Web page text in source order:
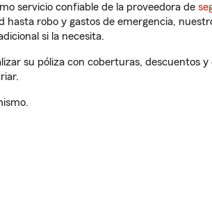
servicio confiable de la proveedora de
hasta robo y gastos de emergencia,
si la necesita.
su póliza con coberturas, descuentos